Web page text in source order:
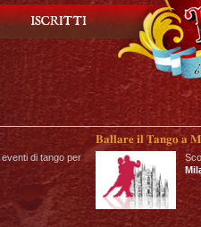
di tango per
Ballare il Tango a